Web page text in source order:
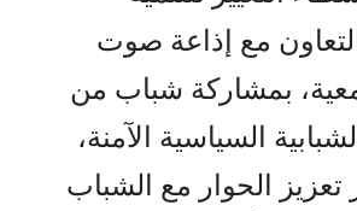
مع إذاعة صوت
بمشاركة شباب من
السياسية الآمنة،
الحوار مع الشباب